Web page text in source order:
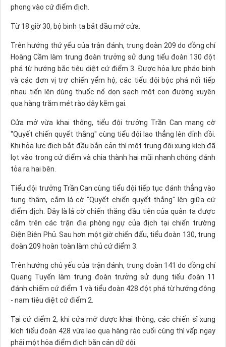
phong vào cứ điểm địch.
Từ 18 giờ 30, bộ binh ta bắt đầu mở cửa.
Trên hướng thứ yếu của trận đánh, trung đoàn 209 do đồng chí
Hoàng Cầm làm trung đoàn trưởng sử dụng tiểu đoàn 130 đột
phá từ hướng bắc tiêu diệt cứ điểm 3. Ðược hỏa lực pháo binh
và các đơn vị trợ chiến yểm hộ, các tiểu đội bộc phá nối tiếp
nhau tiến lên dùng thuốc nổ dọn sạch một con đường xuyên
qua hàng trăm mét rào dây kẽm gai.
Cửa mở vừa khai thông, tiểu đội trưởng Trần Can mang cờ
"Quyết chiến quyết thắng" cùng tiểu đội lao thẳng lên đỉnh đồi.
Khi hỏa lực địch bắt đầu bắn cản thì một trung đội xung kích đã
lọt vào trong cứ điểm và chia thành hai mũi nhanh chóng đánh
tỏa ra hai bên.
Tiểu đội trưởng Trần Can cùng tiểu đội tiếp tục đánh thẳng vào
tung thâm, cắm lá cờ "Quyết chiến quyết thắng" lên giữa cứ
điểm địch. Ðây là lá cờ chiến thắng đầu tiên của quân ta được
cắm trên các trận địa phòng ngự của địch tại chiến trường
Ðiện Biên Phủ. Sau hơn một giờ chiến đấu, tiểu đoàn 130, trung
đoàn 209 hoàn toàn làm chủ cứ điểm 3.
Trên hướng chủ yếu của trận đánh, trung đoàn 141 do đồng chí
Quang Tuyến làm trung đoàn trưởng sử dụng tiểu đoàn 11
đánh chiếm cứ điểm 1 và tiểu đoàn 428 đột phá từ hướng đông
- nam tiêu diệt cứ điểm 2.
Tại cứ điểm 2, khi cửa mở được khai thông, các chiến sĩ xung
kích tiểu đoàn 428 vừa lao qua hàng rào cuối cùng thì vấp ngay
phải một hỏa điểm địch bắn cản dữ dội.